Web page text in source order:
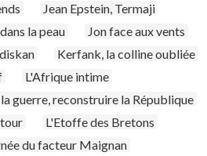
Jean Epstein, Termaji
la peau
Jon face aux vents
Kerfank, la colline oubliée
L'Afrique intime
guerre, reconstruire la République
tour
L'Etoffe des Bretons
du facteur Maignan